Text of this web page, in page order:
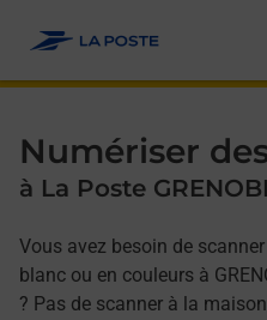
Numériser
à La Poste
Vous avez besoin de
blanc ou en couleurs à
? Pas de scanner à la